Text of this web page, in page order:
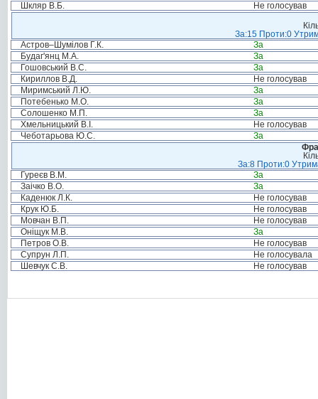
Шкляр В.Б.
Не голосував
За:15 Проти:0
Астров–Шумілов Г.К.
За
Будаг'янц М.А.
За
Гошовський В.С.
За
Кириллов В.Д.
Не голосував
Миримський Л.Ю.
За
Потебенько М.О.
За
Солошенко М.П.
За
Хмельницький В.І.
Не голосував
Чеботарьова Ю.С.
За
За:8 Проти:0
Гуреєв В.М.
За
Заічко В.О.
За
Каденюк Л.К.
Не голосував
Крук Ю.Б.
Не голосував
Мовчан В.П.
Не голосував
Оніщук М.В.
За
Петров О.В.
Не голосував
Супрун Л.П.
Не голосувала
Шевчук С.В.
Не голосував